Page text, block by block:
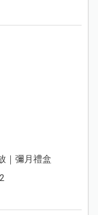
｜彌月禮盒